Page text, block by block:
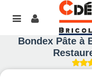
Bondex Pâte à